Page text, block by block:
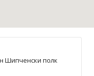
Шипченски полк